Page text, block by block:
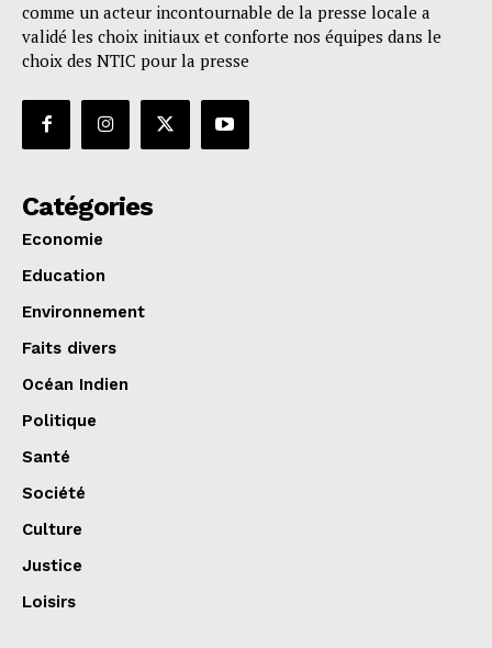
comme un acteur incontournable de la presse locale a
validé les choix initiaux et conforte nos équipes dans le
choix des NTIC pour la presse
Catégories
Economie
Education
Environnement
Faits divers
Océan Indien
Politique
Santé
Société
Culture
Justice
Loisirs